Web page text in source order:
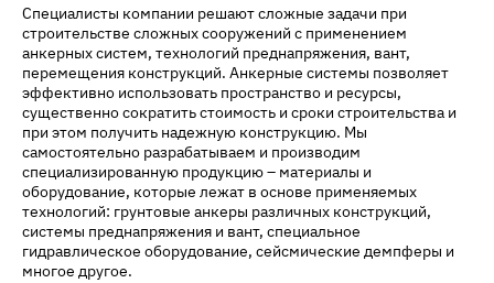
Специалисты компании решают сложные задачи при
строительстве сложных сооружений с применением
анкерных систем, технологий преднапряжения, вант,
перемещения конструкций. Анкерные системы позволяет
эффективно использовать пространство и ресурсы,
существенно сократить стоимость и сроки строительства и
при этом получить надежную конструкцию. Мы
самостоятельно разрабатываем и производим
специализированную продукцию – материалы и
оборудование, которые лежат в основе применяемых
технологий: грунтовые анкеры различных конструкций,
системы преднапряжения и вант, специальное
гидравлическое оборудование, сейсмические демпферы и
многое другое.